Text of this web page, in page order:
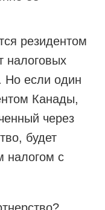
резидентом
налоговых
Но если один
Канады,
через
будет
налогом с